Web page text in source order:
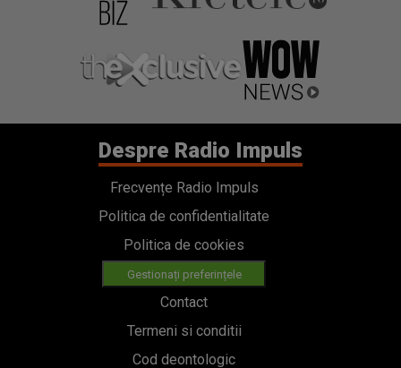
Despre Radio Impuls
Frecvențe Radio Impuls
Politica de confidentialitate
Politica de cookies
Gestionați preferințele
Contact
Termeni si conditii
Cod deontologic